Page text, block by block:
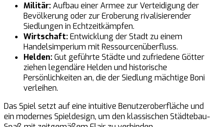
Militär:Aufbau einer Armee zur Verteidigung der
Bevölkerung oder zur Eroberung rivalisierender
Siedlungen in Echtzeitkämpfen.
Wirtschaft:Entwicklung der Stadt zu einem
Handelsimperium mit Ressourcenüberfluss.
Helden:Gut geführte Städte und zufriedene Götter
ziehen legendäre Helden und historische
Persönlichkeiten an, die der Siedlung mächtige Boni
verleihen.
Das Spiel setzt auf eine intuitive Benutzeroberfläche und
ein modernes Spieldesign, um den klassischen Städtebau-